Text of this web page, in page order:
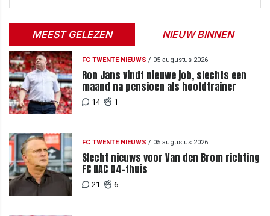
MEEST GELEZEN NIEUW BINNEN
FC TWENTE NIEUWS / 05 augustus 2026
Ron Jans vindt nieuwe job, slechts een
maand na pensioen als hoofdtrainer
14 1
FC TWENTE NIEUWS / 05 augustus 2026
Slecht nieuws voor Van den Brom richting
FC DAC 04-thuis
21 6